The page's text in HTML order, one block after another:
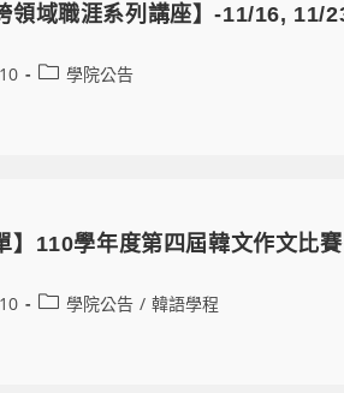
領域職涯系列講座】-11/16,
學院公告
】110學年度第四屆韓文作文比賽
學院公告 / 韓語學程